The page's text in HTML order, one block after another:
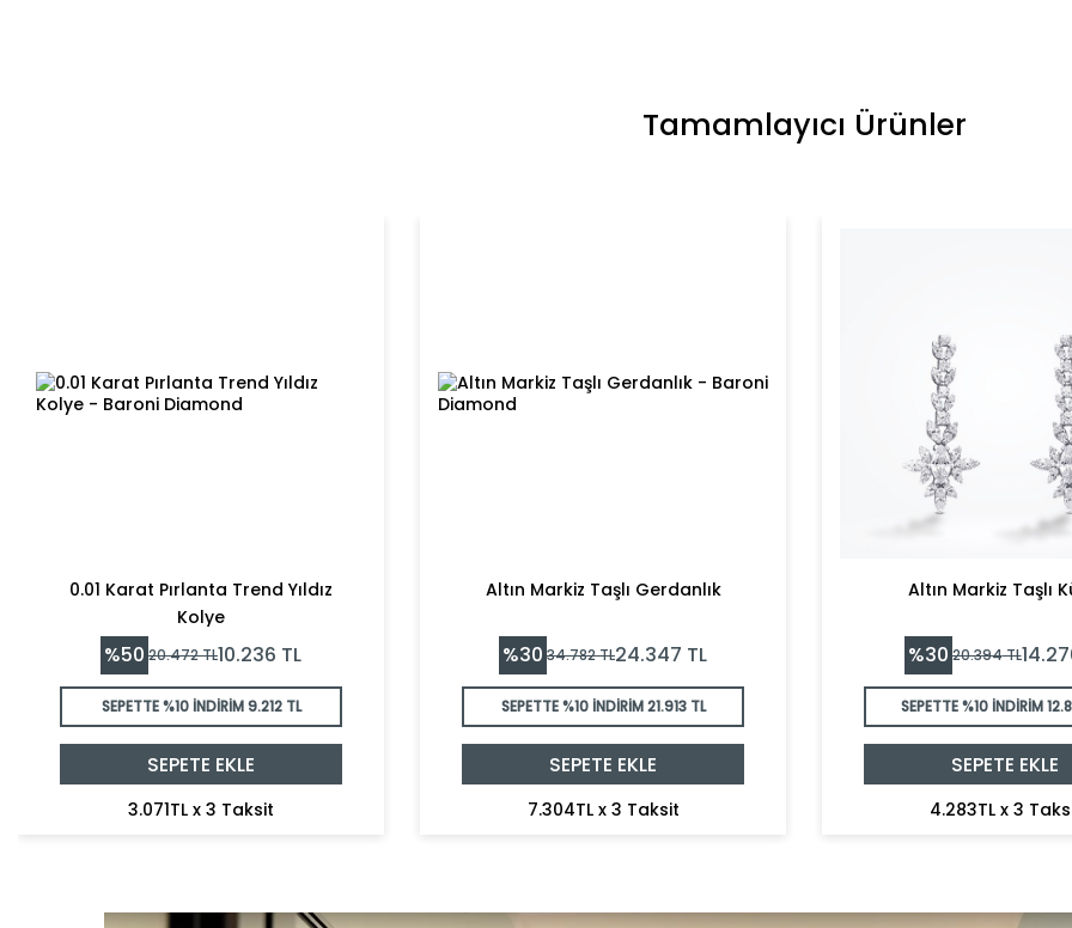
Tamamlayıcı Ürünler
0.01 Karat Pırlanta Trend Yıldız
Kolye
%50 20.472TL10.236 TL
SEPETTE %10 İNDİRİM9.212 TL
SEPETE EKLE
3.071TL x 3 Taksit
Altın Markiz Taşlı Gerdanlık
%30 34.782TL24.347 TL
SEPETTE %10 İNDİRİM21.913 TL
SEPETE EKLE
7.304TL x 3 Taksit
Altın Markiz Taşlı
%30 20.394TL
SEPETTE %10 İNDİRİM
SEPETE EKLE
4.283TL x 3